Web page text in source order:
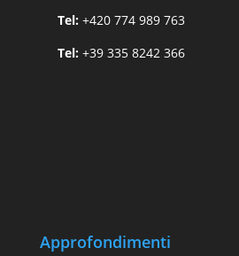
Tel: +420 774 989 763
Tel: +39 335 8242 366
Approfondimenti